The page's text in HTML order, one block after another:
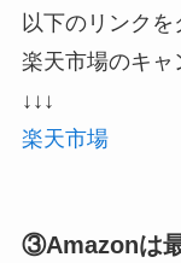
以下のリンク
楽天市場のキャ
↓↓↓
楽天市場
③Amazonは